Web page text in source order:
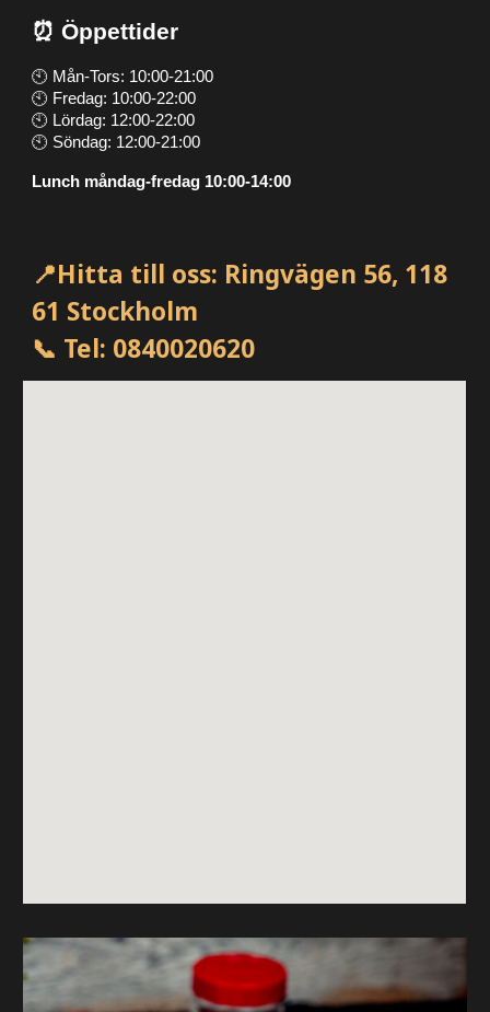
⏰ Öppettider
🕙 Mån-Tors: 10:00-21:00
🕙 Fredag: 10:00-22:00
🕙 Lördag: 12:00-22:00
🕙 Söndag: 12:00-21:00
Lunch måndag-fredag 10:00-14:00
📍Hitta till oss: Ringvägen 56, 118
61 Stockholm
📞 Tel: 0840020620